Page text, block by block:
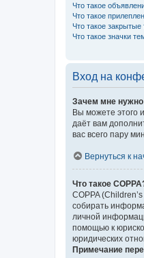
Что такое
Что такое
Что такое
Что такое значки
Вход на
Зачем мне нужно
Вы можете этого
даёт вам
вас всего пару
Вернуться к
Что такое
COPPA
собирать
личной
помощью к
юридических
Примечание